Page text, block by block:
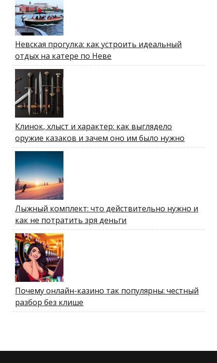
Невская прогулка: как устроить идеальный
отдых на катере по Неве
Клинок, хлыст и характер: как выглядело
оружие казаков и зачем оно им было нужно
Лыжный комплект: что действительно нужно и
как не потратить зря деньги
Почему онлайн-казино так популярны: честный
разбор без клише